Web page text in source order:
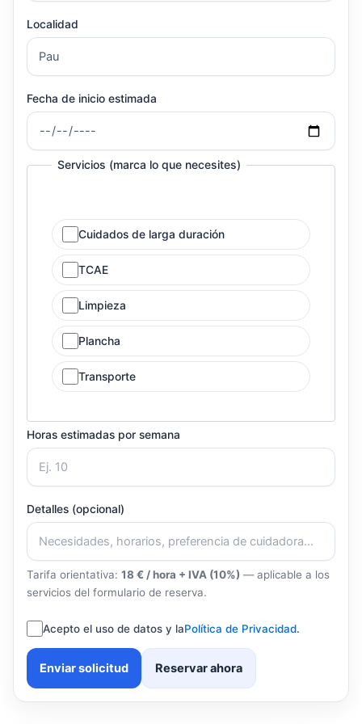
Localidad
Fecha de inicio estimada
Servicios (marca lo que necesites)
Cuidados de larga duración
TCAE
Limpieza
Plancha
Transporte
Horas estimadas por semana
Detalles (opcional)
Tarifa orientativa: 18 € / hora + IVA (10%) — aplicable a los
servicios del formulario de reserva.
Acepto el uso de datos y laPolítica de Privacidad.
Enviar solicitud Reservar ahora